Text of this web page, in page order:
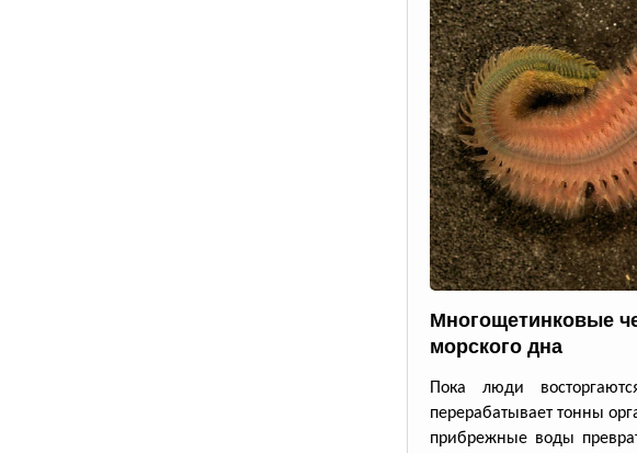
Многощетинковые
морского дна
Пока люди
перерабатывает тонны
прибрежные воды